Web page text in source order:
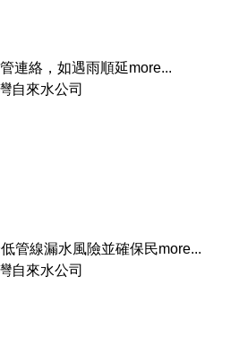
連絡，如遇雨順延more...
自來水公司
管線漏水風險並確保民more...
自來水公司